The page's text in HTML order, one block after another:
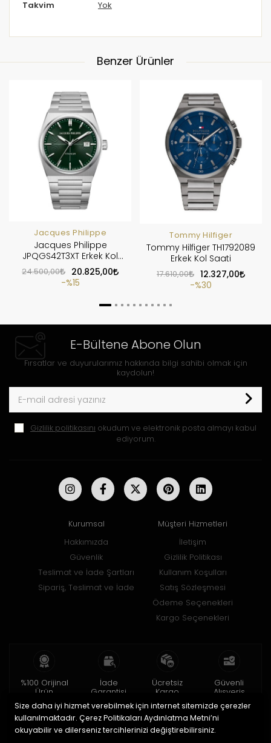
Takvim Yok
Benzer Ürünler
Jacques Philippe
Jacques Philippe
JPQGS42T3XT Erkek Kol
Saati
24.500,00
20.825,00
%15
Tommy Hilfiger
Tommy Hilfiger TH1792089
Erkek Kol Saati
17.610,00
12.327,00
%30
E-Bültene Abone Olun
Fırsatlar ve duyurularımız hakkında bilgi sahibi olmak için
kaydolun!
Gizlilik politikasını okudum ve elektronik posta almayı kabul
ediyorum.
Kurumsal
Hakkımızda
Güvenlik
Teslimat ve İade Şartları
Sipariş, Teslimat ve İade
Müşteri Hizmetleri
İletişim
Gizlilik Politikası
Kullanım Koşulları
Satış Sözleşmesi
Ödeme Seçenekleri
Kargo Seçenekleri
%100 Orijinal
Ürün
2 yıl garanti
İade
Garantisi
15 gün içinde
iade
Ücretsiz
Kargo
150 TL ve üzeri
Güvenli
Alışveriş
256bit SSL ile
Size daha iyi hizmet verebilmek için internet sitemizde çerezler
kullanılmaktadır. Çerez Politikaları Aydınlatma Metni’ni
okuyabilir ve dilerseniz tercihlerinizi değiştirebilirsiniz.